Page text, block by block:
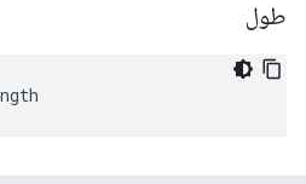
طول